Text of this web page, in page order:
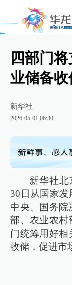
四部门
业储备收
新华社
2026-05-01 06:30
新华社
30日从国家
中央、国务
部、农业农村
门统筹用好
收储，促进市